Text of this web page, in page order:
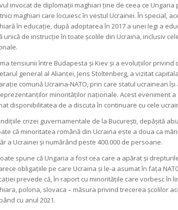
invocat de diplomații maghiari ține de ceea ce
maghiari care locuiesc în vestul Ucrainei. În special,
în educație, după adoptarea în 2017 a unei legi a
unică de instrucție în toate școlile din Ucraina, inclusiv
tensiunii între Budapesta și Kiev și a evoluțiilor privind
general al Alianței, Jens Stoltenberg, a vizitat
comună Ucraina-NATO, prin care statul ucrainean
minorităților naționale. Acest eveniment
disponibilitatea de a discuta în continuare cu cele
crizei guvernamentale de la București, depășită
că minoritatea română din Ucraina este a doua ca
a Ucrainei și numărând peste 400.000 de persoane.
spune că Ungaria a fost cea care a apărat și
obligațiile pe care Ucraina și le-a asumat în fața
prevede că, în raport cu minoritățile care vorbesc în
polona, slovaca – măsura privind trecerea școlilor
cu anul 2021.